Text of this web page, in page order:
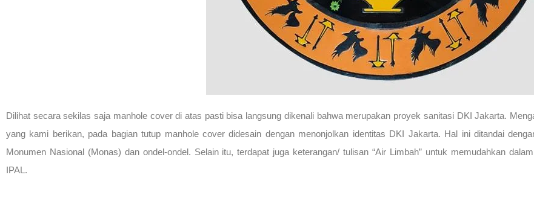
Dilihat secara sekilas saja manhole cover di atas pasti bisa langsung dikenali bahwa merupakan proyek sanitasi DKI Jakarta.
yang kami berikan, pada bagian tutup manhole cover didesain dengan menonjolkan identitas DKI Jakarta. Hal ini ditandai
Monumen Nasional (Monas) dan ondel-ondel. Selain itu, terdapat juga keterangan/ tulisan “Air Limbah” untuk memudahkan
IPAL.